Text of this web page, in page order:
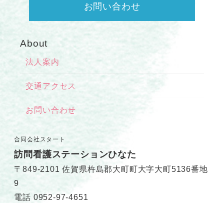
お問い合わせ
About
法人案内
交通アクセス
お問い合わせ
合同会社スタート
訪問看護ステーションひなた
〒849-2101佐賀県杵島郡大町町大字大町5136番地
9
電話 0952-97-4651